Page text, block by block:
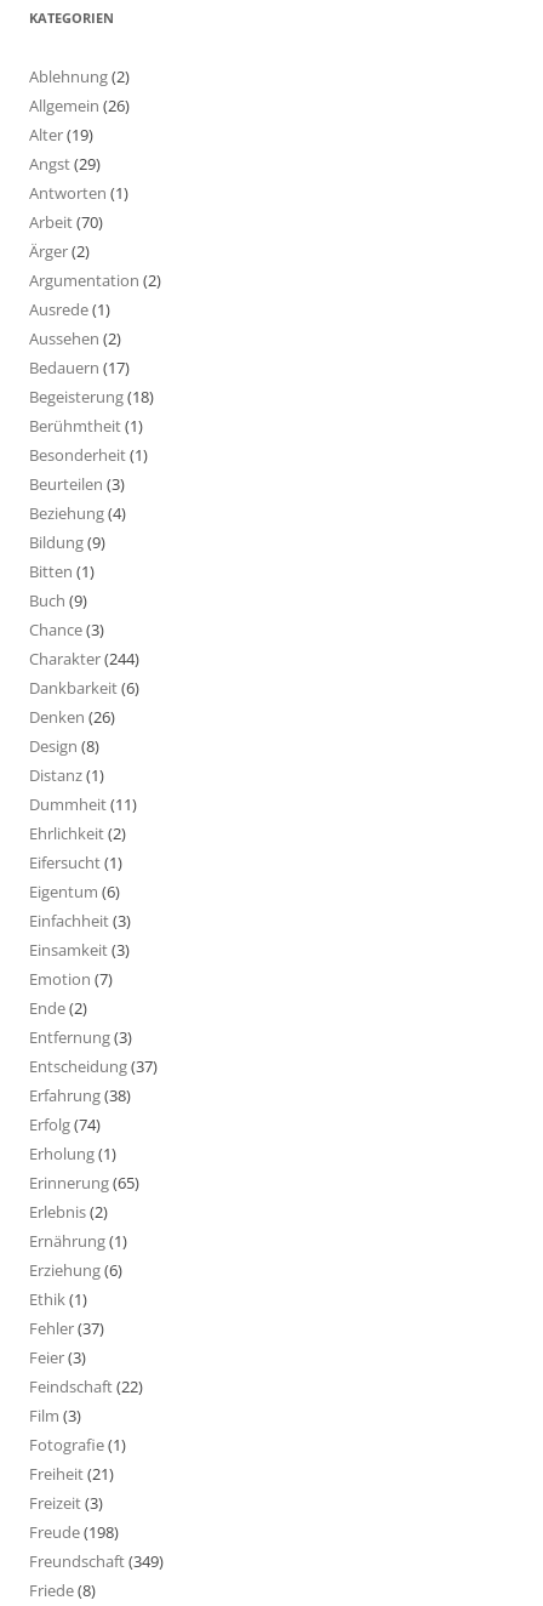
KATEGORIEN
Ablehnung(2)
Allgemein (26)
Alter(19)
Angst(29)
Antworten (1)
Arbeit(70)
Ärger(2)
Argumentation (2)
Ausrede(1)
Aussehen (2)
Bedauern (17)
Begeisterung(18)
Berühmtheit(1)
Besonderheit(1)
Beurteilen (3)
Beziehung(4)
Bildung(9)
Bitten (1)
Buch (9)
Chance(3)
Charakter(244)
Dankbarkeit(6)
Denken (26)
Design (8)
Distanz(1)
Dummheit(11)
Ehrlichkeit(2)
Eifersucht(1)
Eigentum (6)
Einfachheit(3)
Einsamkeit(3)
Emotion (7)
Ende(2)
Entfernung(3)
Entscheidung(37)
Erfahrung(38)
Erfolg(74)
Erholung(1)
Erinnerung(65)
Erlebnis(2)
Ernährung(1)
Erziehung(6)
Ethik(1)
Fehler(37)
Feier(3)
Feindschaft(22)
Film (3)
Fotografie(1)
Freiheit(21)
Freizeit(3)
Freude(198)
Freundschaft(349)
Friede(8)